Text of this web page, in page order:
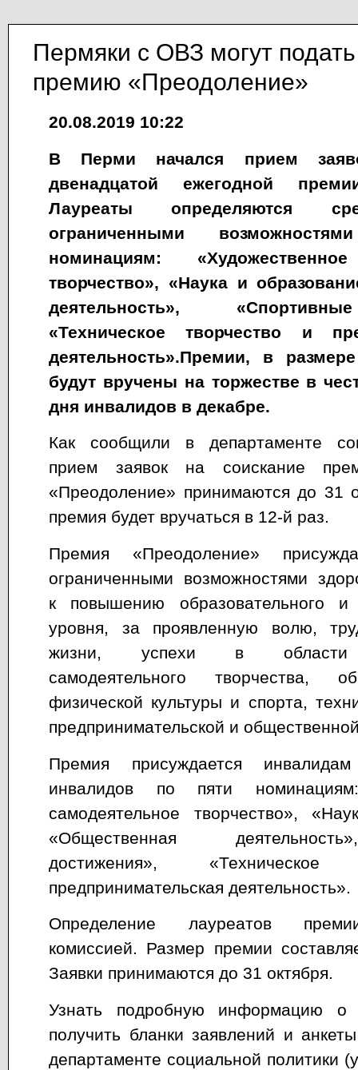
Пермяки с ОВЗ могут подать
премию «Преодоление»
20.08.2019 10:22
В Перми начался прием
двенадцатой ежегодной
Лауреаты определяются
ограниченными
номинациям:
творчество», «Наука и
деятельность»,
«Техническое творчество и
деятельность».Премии, в
будут вручены на торжестве в
дня инвалидов в декабре.
Как сообщили в департаменте
прием заявок на соискание
«Преодоление» принимаются до 31
премия будет вручаться в 12-й раз.
Премия «Преодоление»
ограниченными возможностями
к повышению образовательного и
уровня, за проявленную волю,
жизни, успехи в области
самодеятельного творчества,
физической культуры и спорта,
предпринимательской и
Премия присуждается
инвалидов по пяти номинациям:
самодеятельное творчество»,
«Общественная
достижения»,
предпринимательская деятельность».
Определение лауреатов
комиссией. Размер премии
Заявки принимаются до 31 октября.
Узнать подробную информацию о
получить бланки заявлений и
департаменте социальной политики